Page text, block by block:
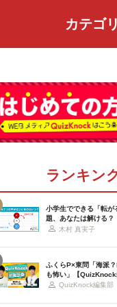
カテゴリ
ランキン
小学生でできる「転が
題、あなたは解ける？
木村 真実子
ふくらP×東問「海派
も怖い」【QuizKnock
QuizKnock編集部